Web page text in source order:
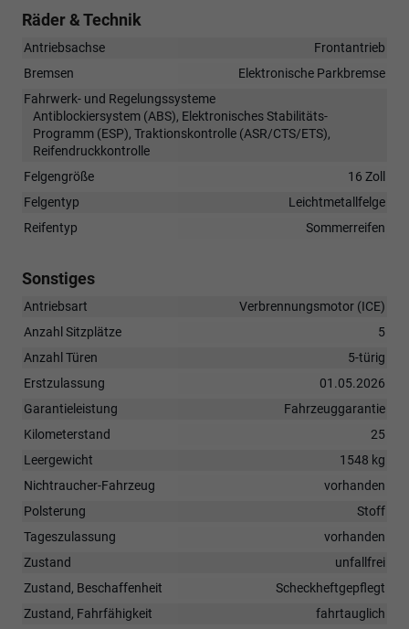
Räder & Technik
Antriebsachse
Frontantrieb
Bremsen
Elektronische Parkbremse
Fahrwerk- und Regelungssysteme
Antiblockiersystem (ABS), Elektronisches Stabilitäts-
Programm (ESP), Traktionskontrolle (ASR/CTS/ETS),
Reifendruckkontrolle
Felgengröße
16 Zoll
Felgentyp
Leichtmetallfelge
Reifentyp
Sommerreifen
Sonstiges
Antriebsart
Verbrennungsmotor (ICE)
Anzahl Sitzplätze
5
Anzahl Türen
5-türig
Erstzulassung
01.05.2026
Garantieleistung
Fahrzeuggarantie
Kilometerstand
25
Leergewicht
1548 kg
Nichtraucher-Fahrzeug
vorhanden
Polsterung
Stoff
Tageszulassung
vorhanden
Zustand
unfallfrei
Zustand, Beschaffenheit
Scheckheftgepflegt
Zustand, Fahrfähigkeit
fahrtauglich